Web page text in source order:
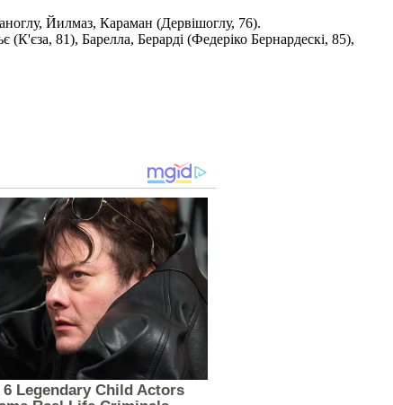
Йилмаз, Караман (Дервішоглу, 76).
81), Барелла, Берарді (Федеріко Бернардескі, 85),